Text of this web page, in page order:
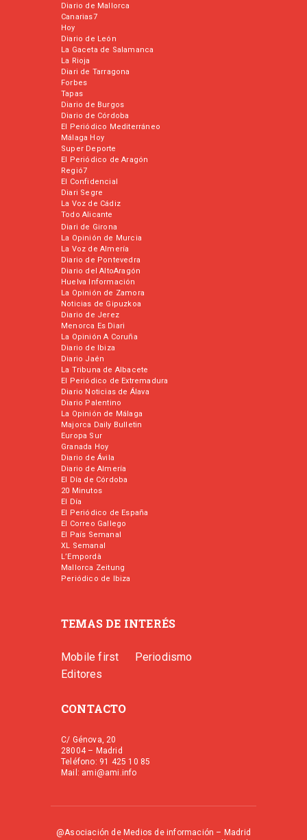
Diario de Mallorca
Canarias7
Hoy
Diario de León
La Gaceta de Salamanca
La Rioja
Diari de Tarragona
Forbes
Tapas
Diario de Burgos
Diario de Córdoba
El Periódico Mediterráneo
Málaga Hoy
Super Deporte
El Periódico de Aragón
Regió7
El Confidencial
Diari Segre
La Voz de Cádiz
Todo Alicante
Diari de Girona
La Opinión de Murcia
La Voz de Almería
Diario de Pontevedra
Diario del AltoAragón
Huelva Información
La Opinión de Zamora
Noticias de Gipuzkoa
Diario de Jerez
Menorca Es Diari
La Opinión A Coruña
Diario de Ibiza
Diario Jaén
La Tribuna de Albacete
El Periódico de Extremadura
Diario Noticias de Álava
Diario Palentino
La Opinión de Málaga
Majorca Daily Bulletin
Europa Sur
Granada Hoy
Diario de Ávila
Diario de Almería
El Día de Córdoba
20 Minutos
El Día
El Periódico de España
El Correo Gallego
El País Semanal
XL Semanal
L’Empordà
Mallorca Zeitung
Periódico de Ibiza
TEMAS DE INTERÉS
Mobile first
Periodismo
Editores
CONTACTO
C/ Génova, 20
28004 – Madrid
Teléfono: 91 425 10 85
Mail: ami@ami.info
@Asociación de Medios de información – Madrid